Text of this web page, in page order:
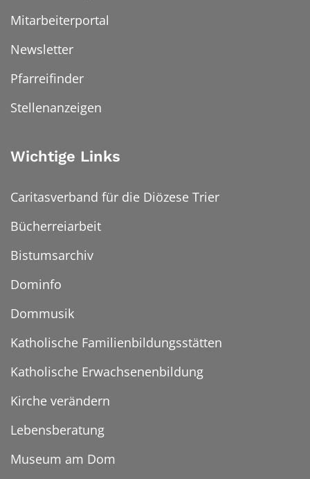
Mitarbeiterportal
Newsletter
Pfarreifinder
Stellenanzeigen
Wichtige Links
Caritasverband für die Diözese Trier
Bücherreiarbeit
Bistumsarchiv
Dominfo
Dommusik
Katholische Familienbildungsstätten
Katholische Erwachsenenbildung
Kirche verändern
Lebensberatung
Museum am Dom